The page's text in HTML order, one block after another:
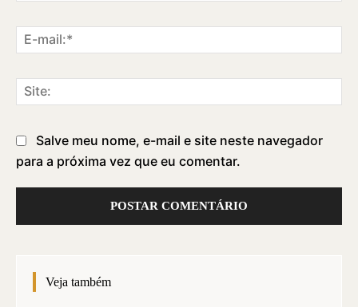
Salve meu nome, e-mail e site neste navegador
para a próxima vez que eu comentar.
Veja também